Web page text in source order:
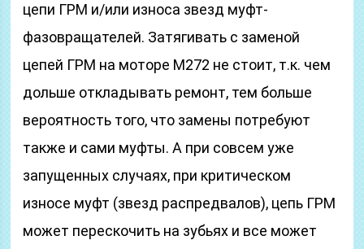
цепи ГРМ и/или износа звезд муфт-
фазовращателей. Затягивать с заменой
цепей ГРМ на моторе М272 не стоит, т.к. чем
дольше откладывать ремонт, тем больше
вероятность того, что замены потребуют
также и сами муфты. А при совсем уже
запущенных случаях, при критическом
износе муфт (звезд распредвалов), цепь ГРМ
может перескочить на зубьях и все может